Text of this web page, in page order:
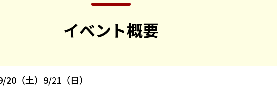
イベント概要
20（土）9/21（日）